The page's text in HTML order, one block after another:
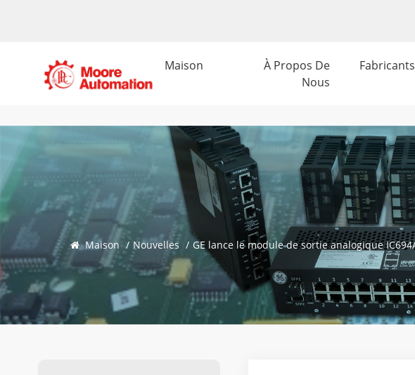
Maison
À Propos De
Nous
Fabricants
Maison / Nouvelles / GE lance le module de sortie analogique